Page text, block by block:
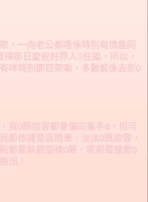
，一向老公都唔係特別有情趣同
得節日慶祝好畀人住搶，所以，
咩特別節目架喇，多數都係去影0
我0既妝容都會偏向重手d，但可
都係鍾意返簡單、淡淡0既妝容，
都要執靚個樣0既，呢期最寵愛0
出！